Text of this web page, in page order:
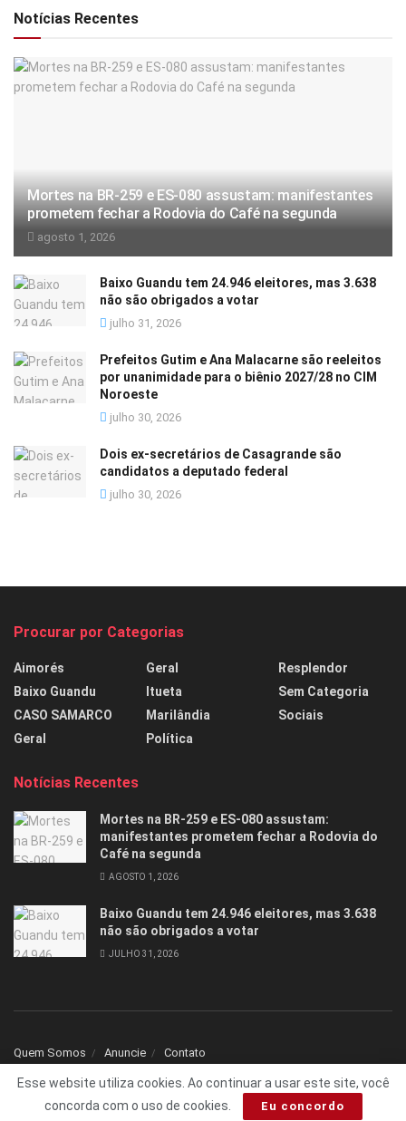
Notícias Recentes
Mortes na BR-259 e ES-080 assustam: manifestantes
prometem fechar a Rodovia do Café na segunda
agosto 1, 2026
Baixo Guandu tem 24.946 eleitores, mas 3.638
não são obrigados a votar
julho 31, 2026
Prefeitos Gutim e Ana Malacarne são reeleitos
por unanimidade para o biênio 2027/28 no CIM
Noroeste
julho 30, 2026
Dois ex-secretários de Casagrande são
candidatos a deputado federal
julho 30, 2026
Procurar por Categorias
Aimorés
Baixo Guandu
CASO SAMARCO
Geral
Geral
Itueta
Marilândia
Política
Resplendor
Sem Categoria
Sociais
Notícias Recentes
Mortes na BR-259 e ES-080 assustam:
manifestantes prometem fechar a Rodovia do
Café na segunda
AGOSTO 1, 2026
Baixo Guandu tem 24.946 eleitores, mas 3.638
não são obrigados a votar
JULHO 31, 2026
Quem Somos Anuncie Contato
© 2025 Todos os direitos reservados Folha1 - Desenvolvido por dNNr Dev
Esse website utiliza cookies. Ao continuar a usar este site, você
concorda com o uso de cookies.
Eu concordo